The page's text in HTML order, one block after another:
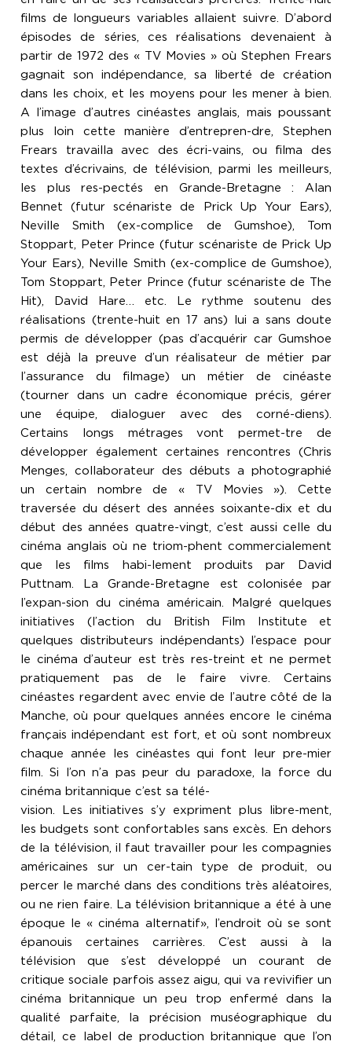
films de longueurs variables allaient suivre. D’abord
épisodes de séries, ces réalisations devenaient à
partir de 1972 des « TV Movies » où Stephen Frears
gagnait son indépendance, sa liberté de création
dans les choix, et les moyens pour les mener à bien.
A l’image d’autres cinéastes anglais, mais poussant
plus loin cette manière d’entrepren-dre, Stephen
Frears travailla avec des écri-vains, ou filma des
textes d’écrivains, de télévision, parmi les meilleurs,
les plus res-pectés en Grande-Bretagne : Alan
Bennet (futur scénariste de Prick Up Your Ears),
Neville Smith (ex-complice de Gumshoe), Tom
Stoppart, Peter Prince (futur scénariste de Prick Up
Your Ears), Neville Smith (ex-complice de Gumshoe),
Tom Stoppart, Peter Prince (futur scénariste de The
Hit), David Hare… etc. Le rythme soutenu des
réalisations (trente-huit en 17 ans) lui a sans doute
permis de développer (pas d’acquérir car Gumshoe
est déjà la preuve d’un réalisateur de métier par
l’assurance du filmage) un métier de cinéaste
(tourner dans un cadre économique précis, gérer
une équipe, dialoguer avec des corné-diens).
Certains longs métrages vont permet-tre de
développer également certaines rencontres (Chris
Menges, collaborateur des débuts a photographié
un certain nombre de « TV Movies »). Cette
traversée du désert des années soixante-dix et du
début des années quatre-vingt, c’est aussi celle du
cinéma anglais où ne triom-phent commercialement
que les films habi-lement produits par David
Puttnam. La Grande-Bretagne est colonisée par
l’expan-sion du cinéma américain. Malgré quelques
initiatives (l’action du British Film Institute et
quelques distributeurs indépendants) l’espace pour
le cinéma d’auteur est très res-treint et ne permet
pratiquement pas de le faire vivre. Certains
cinéastes regardent avec envie de l’autre côté de la
Manche, où pour quelques années encore le cinéma
français indépendant est fort, et où sont nombreux
chaque année les cinéastes qui font leur pre-mier
film. Si l’on n’a pas peur du paradoxe, la force du
cinéma britannique c’est sa télé-
vision. Les initiatives s’y expriment plus libre-ment,
les budgets sont confortables sans excès. En dehors
de la télévision, il faut travailler pour les compagnies
américaines sur un cer-tain type de produit, ou
percer le marché dans des conditions très aléatoires,
ou ne rien faire. La télévision britannique a été à une
époque le « cinéma alternatif», l’endroit où se sont
épanouis certaines carrières. C’est aussi à la
télévision que s’est développé un courant de
critique sociale parfois assez aigu, qui va revivifier un
cinéma britannique un peu trop enfermé dans la
qualité parfaite, la précision muséographique du
détail, ce label de production britannique que l’on